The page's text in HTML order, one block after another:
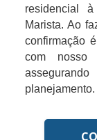
residencial
Marista. Ao
confirmação
com
planejamento.